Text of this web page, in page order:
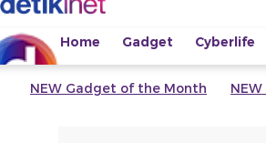
Home Gadget Cyberlife
NEW Gadget of the Month NEW